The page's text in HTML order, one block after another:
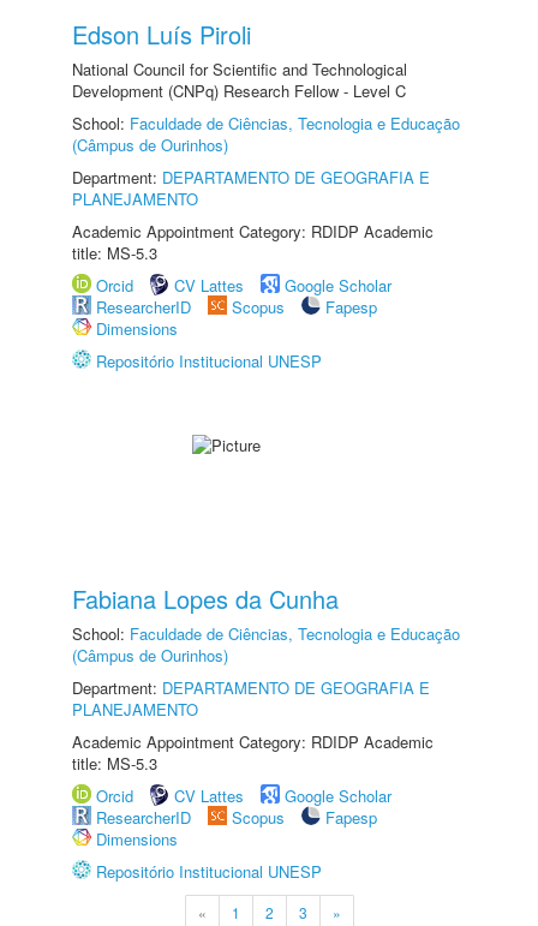
Edson Luís Piroli
National Council for Scientific and Technological
Development (CNPq) Research Fellow - Level C
School: Faculdade de Ciências, Tecnologia e Educação
(Câmpus de Ourinhos)
Department: DEPARTAMENTO DE GEOGRAFIA E
PLANEJAMENTO
Academic Appointment Category: RDIDP Academic
title: MS-5.3
Orcid
CV Lattes
Google Scholar
ResearcherID
Scopus
Fapesp
Dimensions
Repositório Institucional UNESP
Fabiana Lopes da Cunha
School: Faculdade de Ciências, Tecnologia e Educação
(Câmpus de Ourinhos)
Department: DEPARTAMENTO DE GEOGRAFIA E
PLANEJAMENTO
Academic Appointment Category: RDIDP Academic
title: MS-5.3
Orcid
CV Lattes
Google Scholar
ResearcherID
Scopus
Fapesp
Dimensions
Repositório Institucional UNESP
« 1 2 3 »